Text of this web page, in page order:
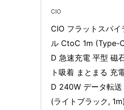
CIO
CIO フラットスパイ
ル CtoC 1m (Type-
D 急速充電 平型 磁
ト吸着 まとまる 充
D 240W データ転
(ライトブラック, 1m)